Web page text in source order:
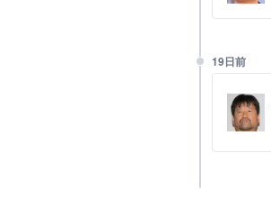
19日前